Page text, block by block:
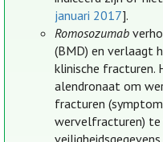
januari 2017].
Romosozumab
(BMD) en verlaagt
klinische fracturen.
alendronaat om
fracturen
wervelfracturen) te